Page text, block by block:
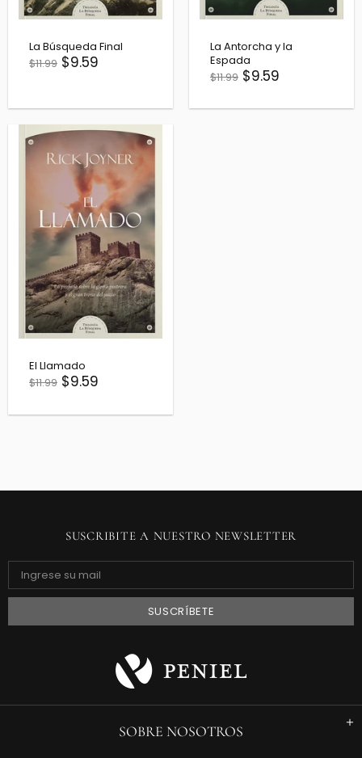
La Búsqueda Final
$11.99 $9.59
La Antorcha y la
Espada
$11.99 $9.59
El Llamado
$11.99 $9.59
SUSCRIBITE A NUESTRO NEWSLETTER
SOBRE NOSOTROS